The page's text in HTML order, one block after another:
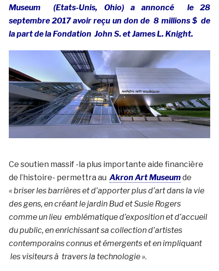
Museum (Etats-Unis, Ohio) a annoncé le 28
septembre 2017 avoir reçu un don de 8 millions $ de
la part de la Fondation John S. et James L. Knight.
Ce soutien massif -la plus importante aide financière
de l’histoire- permettra au Akron Art Museumde
« briser les barrières et d’apporter plus d’art dans la vie
des gens, en créant le jardin Bud et Susie Rogers
comme un lieu emblématique d’exposition et d’accueil
du public, en enrichissant sa collection d’artistes
contemporains connus et émergents et en impliquant
les visiteurs à travers la technologie ».